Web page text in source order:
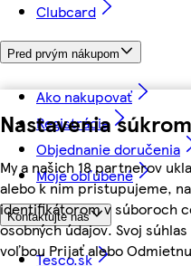
Nastavenia
My a našich 18 partnerov
alebo k nim pristupujeme,
identifikátorom v súboroch
osobných údajov. Svoj
voľbou Prijať alebo
Clubcard
Pred prvým nákupom
Ako nakupovať
Registrácia
Objednanie doručenia
Moje obľúbené
Kontaktujte nás
Tesco.sk